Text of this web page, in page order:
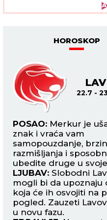
praznika, ali
DETALJ
HOROSKOP
LAV
22.7 -
POSAO: Merkur je
znak i vraća vam
samopouzdanje,
razmišljanja i
ubedite druge u
LJUBAV: Slobodni
mogli bi da upoznaju
koja će ih osvojiti na
pogled. Zauzeti
u novu fazu.